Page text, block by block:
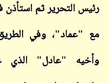
رئيس التحرير ثم
مع "عماد"، وفي
وأخيه "عادل" الذي